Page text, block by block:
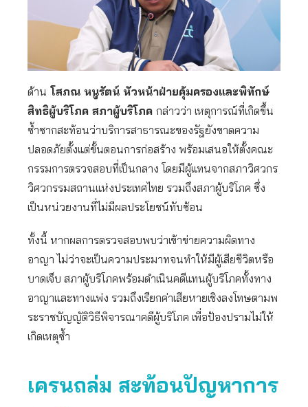
ด้าน โสภณ หนูรัตน์ หัวหน้าฝ่ายคุ้มครองและพิทักษ์
สิทธิผู้บริโภค สภาผู้บริโภค กล่าวว่า เหตุการณ์ที่เกิดขึ้น
ซ้ำซากสะท้อนว่าบริการสาธารณะของรัฐยังขาดความ
ปลอดภัยตั้งแต่ขั้นตอนการก่อสร้าง พร้อมเสนอให้ตั้งคณะ
กรรมการตรวจสอบที่เป็นกลาง โดยมีผู้แทนจากสภาวิศวกร
วิศวกรรมสถานแห่งประเทศไทย รวมถึงสภาผู้บริโภค ซึ่ง
เป็นหน่วยงานที่ไม่มีผลประโยชน์ทับซ้อน
ทั้งนี้ หากผลการตรวจสอบพบว่าเข้าข่ายความผิดทาง
อาญา ไม่ว่าจะเป็นความประมาทจนทำให้มีผู้เสียชีวิตหรือ
บาดเจ็บ สภาผู้บริโภคพร้อมดำเนินคดีแทนผู้บริโภคทั้งทาง
อาญาและทางแพ่ง รวมถึงเรียกค่าเสียหายเชิงลงโทษตามพ
ระราชบัญญัติวิธีพิจารณาคดีผู้บริโภค เพื่อป้องปรามไม่ให้
เกิดเหตุซ้ำ
เครนถล่ม สะท้อนปัญหาการ